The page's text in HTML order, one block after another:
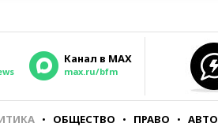
Канал в MAX
max.ru/bfm
ОБЩЕСТВО ПРАВО АВТО